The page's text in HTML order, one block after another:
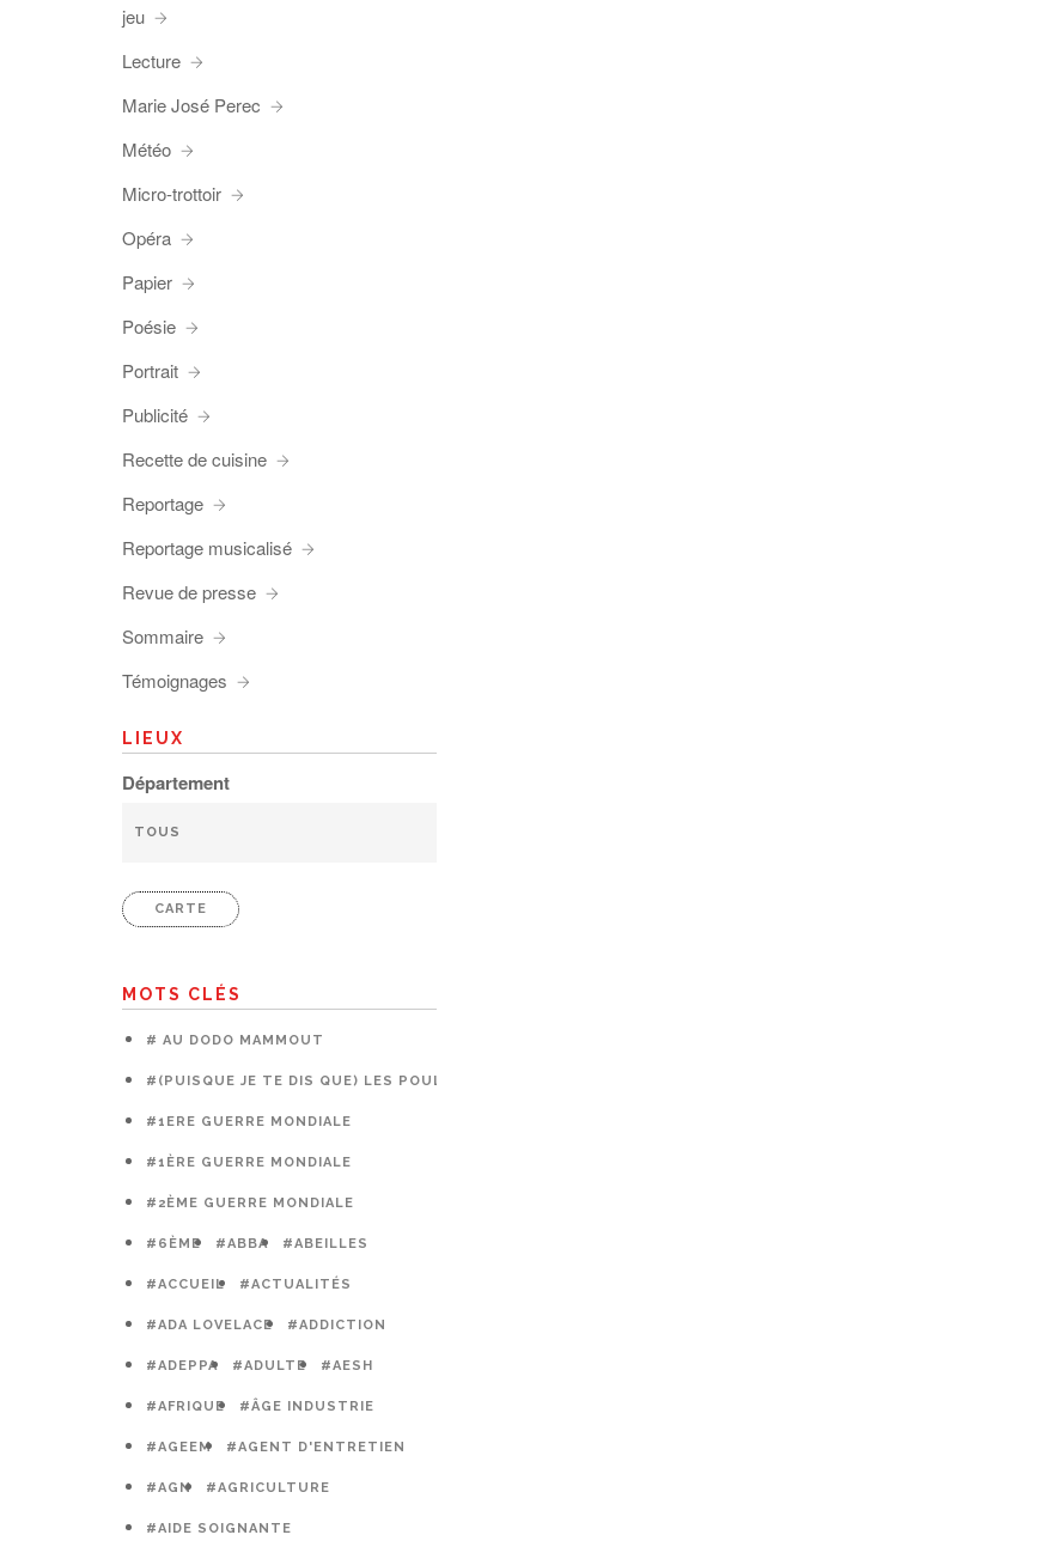
jeu
Lecture
Marie José Perec
Météo
Micro-trottoir
Opéra
Papier
Poésie
Portrait
Publicité
Recette de cuisine
Reportage
Reportage musicalisé
Revue de presse
Sommaire
Témoignages
LIEUX
Département
CARTE
MOTS CLÉS
# AU DODO MAMMOUT
#(PUISQUE JE TE DIS QUE) LES POULES PRÉFÈRENT LES CAGES
#1ERE GUERRE MONDIALE
#1ÈRE GUERRE MONDIALE
#2ÈME GUERRE MONDIALE
#6ÈME #ABBA #ABEILLES
#ACCUEIL #ACTUALITÉS
#ADA LOVELACE #ADDICTION
#ADEPPA #ADULTE #AESH
#AFRIQUE #ÂGE INDUSTRIE
#AGEEM #AGENT D'ENTRETIEN
#AGN #AGRICULTURE
#AIDE SOIGNANTE